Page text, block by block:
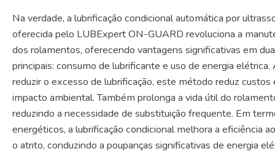
Na verdade, a lubrificação condicional automática por
oferecida pelo LUBExpert ON-GUARD revoluciona a
dos rolamentos, oferecendo vantagens significativas em
principais: consumo de lubrificante e uso de energia elétrica.
reduzir o excesso de lubrificação, este método reduz custos
impacto ambiental. Também prolonga a vida útil do
reduzindo a necessidade de substituição frequente. Em
energéticos, a lubrificação condicional melhora a eficiência
o atrito, conduzindo a poupanças significativas de energia